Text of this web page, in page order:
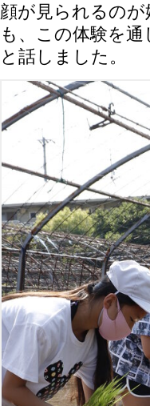
顔が見られるの
も、この体験を
と話しました。